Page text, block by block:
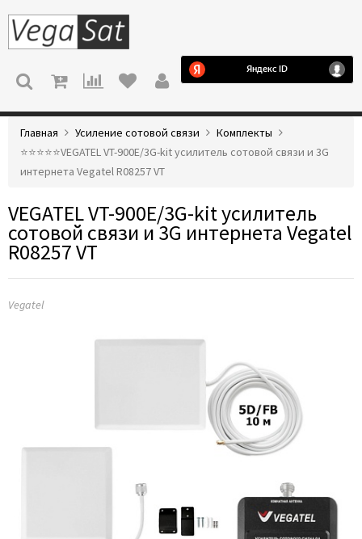
МЕНЮ
Главная Усиление сотовой связи
Комплекты
⭐️⭐️⭐️⭐️⭐️VEGATEL VT-900E/3G-kit усилитель сотовой связи и 3G
интернета Vegatel R08257 VT
VEGATEL VT-900E/3G-kit усилитель
сотовой связи и 3G интернета Vegatel
R08257 VT
Vegatel